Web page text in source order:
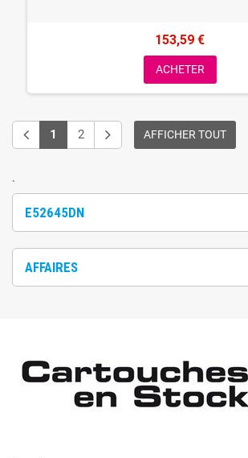
`
E52645DN
AFFAIRES
153,59 €
ACHETER
1 2 AFFICHER TOUT